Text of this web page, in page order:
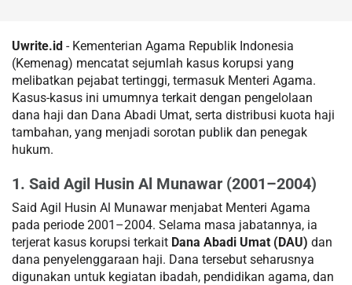
Uwrite.id - Kementerian Agama Republik Indonesia
(Kemenag) mencatat sejumlah kasus korupsi yang
melibatkan pejabat tertinggi, termasuk Menteri Agama.
Kasus-kasus ini umumnya terkait dengan pengelolaan
dana haji dan Dana Abadi Umat, serta distribusi kuota haji
tambahan, yang menjadi sorotan publik dan penegak
hukum.
1. Said Agil Husin Al Munawar (2001–2004)
Said Agil Husin Al Munawar menjabat Menteri Agama
pada periode 2001–2004. Selama masa jabatannya, ia
terjerat kasus korupsi terkait Dana Abadi Umat (DAU) dan
dana penyelenggaraan haji. Dana tersebut seharusnya
digunakan untuk kegiatan ibadah, pendidikan agama, dan